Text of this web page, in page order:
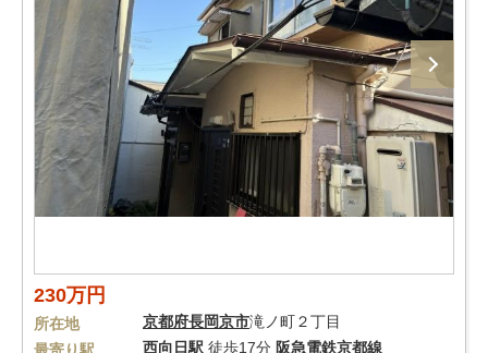
230万円
所在地 京都府長岡京市滝ノ町２丁目
西向日駅 徒歩17分 阪急電鉄京都線